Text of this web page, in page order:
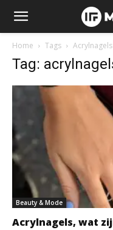
Home Tags Acrylnagels
Tag:
Beauty & Mode
Acrylnagels, wat